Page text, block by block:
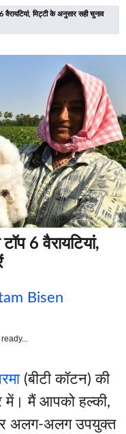
वैरायटियां, मिट्टी के अनुसार सही चुनाव
6 वैरायटियां,
Bisen
(बीटी कॉटन) की
में। मैं आपको हल्की,
अलग-अलग उपयुक्त